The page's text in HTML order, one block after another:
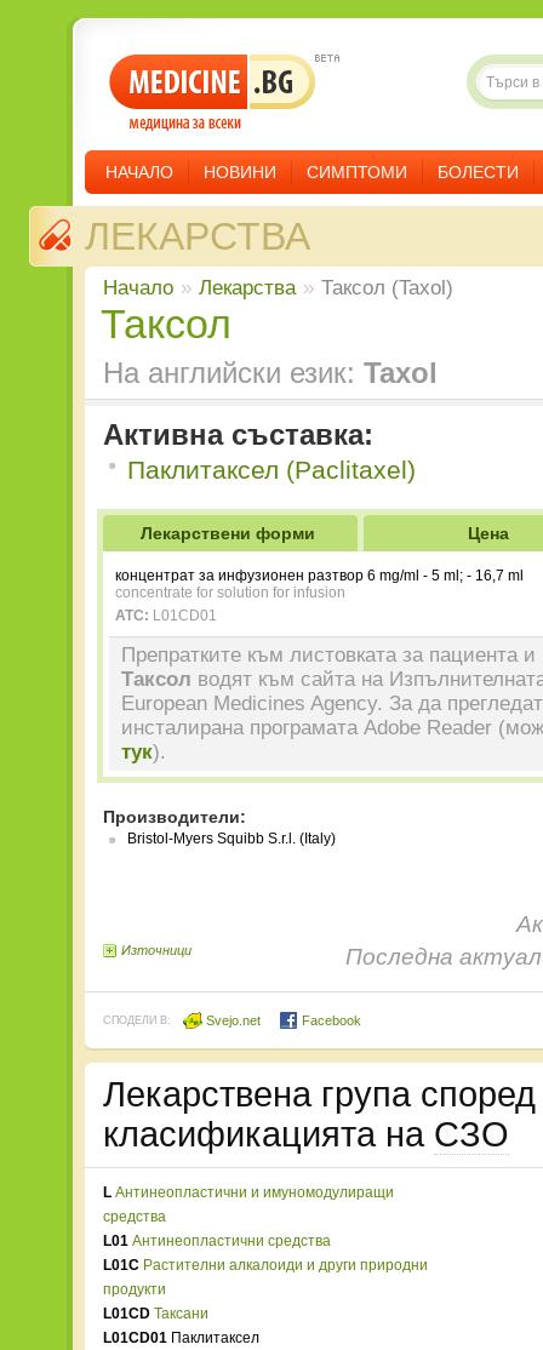
НАЧАЛО НОВИНИ СИМПТОМИ БОЛЕСТИ
ЛЕКАРСТВА
Начало » Лекарства » Таксол (Taxol)
Таксол
На английски език: Taxol
Активна съставка:
Паклитаксел (Paclitaxel)
Лекарствени форми Цена
концентрат за инфузионен разтвор 6 mg/ml - 5 ml; - 16,7 ml
concentrate for solution for infusion
ATC: L01CD01
Препратките към листовката за пациента и
Таксол водят към сайта на
European Medicines Agency. За да
инсталирана програмата Adobe Reader
тук).
Производители:
Bristol-Myers Squibb S.r.l. (Italy)
Последна
Източници
СПОДЕЛИ В: Svejo.net Facebook
Лекарствена група
класификацията на СЗО
L Антинеопластични и имуномодулиращи
средства
L01 Антинеопластични средства
L01C Растителни алкалоиди и други природни
продукти
L01CD Таксани
L01CD01 Паклитаксел